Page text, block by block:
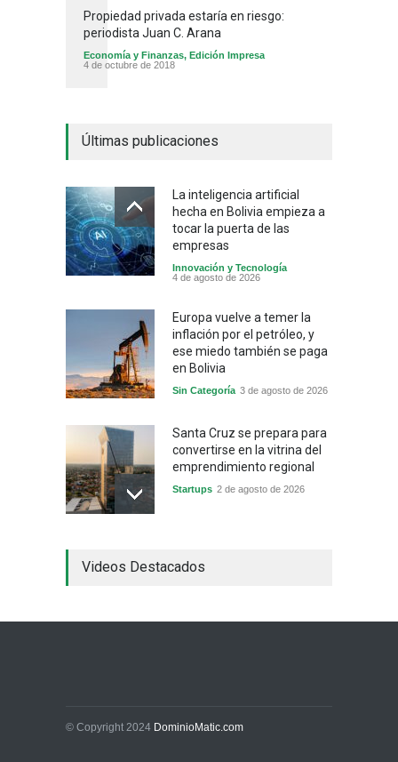
Propiedad privada estaría en riesgo:
periodista Juan C. Arana
Economía y Finanzas, Edición Impresa
4 de octubre de 2018
Últimas publicaciones
La inteligencia artificial
hecha en Bolivia empieza a
tocar la puerta de las
empresas
Innovación y Tecnología
4 de agosto de 2026
Europa vuelve a temer la
inflación por el petróleo, y
ese miedo también se paga
en Bolivia
Sin Categoría 3 de agosto de 2026
Santa Cruz se prepara para
convertirse en la vitrina del
emprendimiento regional
Startups 2 de agosto de 2026
industrial y el golpe puede
Sin Categoría 1 de agosto de 2026
Videos Destacados
© Copyright 2024 DominioMatic.com